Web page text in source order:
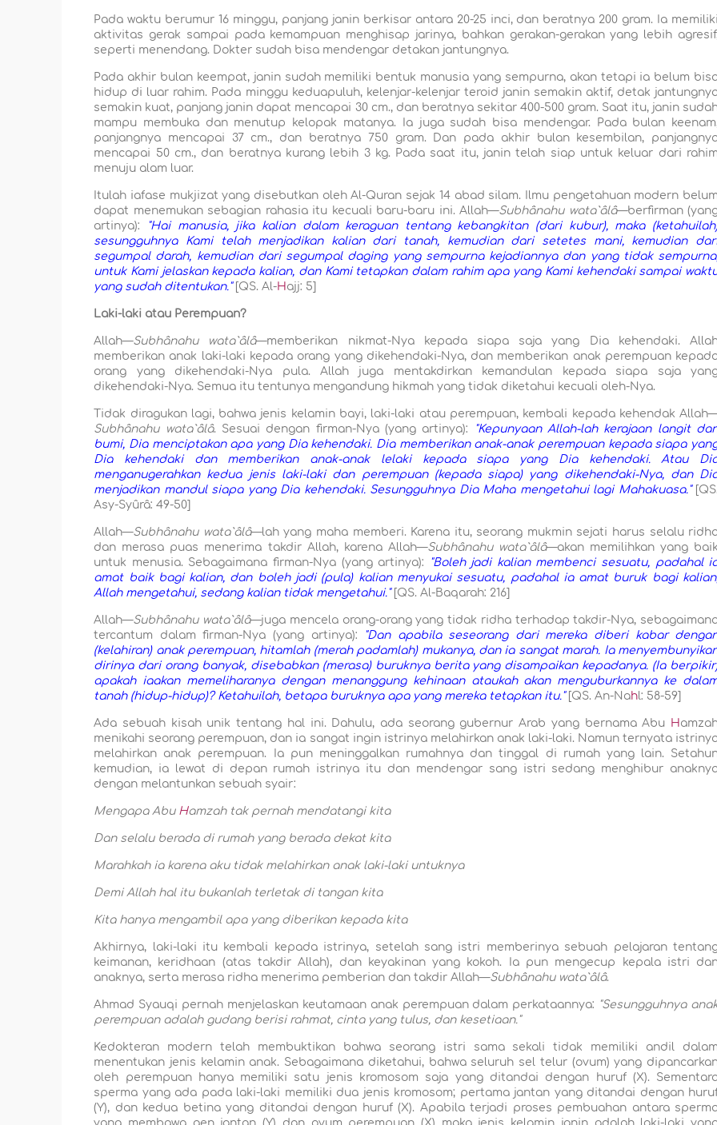
Pada waktu berumur 16 minggu, panjang janin berkisar antara 20-25 inci, dan beratnya 200 gram. Ia memiliki
aktivitas gerak sampai pada kemampuan menghisap jarinya, bahkan gerakan-gerakan yang lebih
seperti menendang. Dokter sudah bisa mendengar detakan jantungnya.
Pada akhir bulan keempat, janin sudah memiliki bentuk manusia yang sempurna, akan tetapi ia belum
hidup di luar rahim. Pada minggu keduapuluh, kelenjar-kelenjar teroid janin semakin aktif, detak
semakin kuat, panjang janin dapat mencapai 30 cm., dan beratnya sekitar 400-500 gram. Saat itu, janin
mampu membuka dan menutup kelopak matanya. Ia juga sudah bisa mendengar. Pada bulan
panjangnya mencapai 37 cm., dan beratnya 750 gram. Dan pada akhir bulan kesembilan,
mencapai 50 cm., dan beratnya kurang lebih 3 kg. Pada saat itu, janin telah siap untuk keluar dari rahim
menuju alam luar.
Itulah iafase mukjizat yang disebutkan oleh Al-Quran sejak 14 abad silam. Ilmu pengetahuan modern belum
dapat menemukan sebagian rahasia itu kecuali baru-baru ini. Allah—Subhânahu wata`âlâ—berfirman
artinya):
"Hai manusia, jika kalian dalam keraguan tentang kebangkitan (dari kubur), maka
sesungguhnya Kami telah menjadikan kalian dari tanah, kemudian dari setetes mani, kemudian
segumpal darah, kemudian dari segumpal daging yang sempurna kejadiannya dan yang tidak
untuk Kami jelaskan kepada kalian, dan Kami tetapkan dalam rahim apa yang Kami kehendaki sampai
yang sudah ditentukan."[QS. Al-H ajj: 5]
Laki-laki atau Perempuan?
Allah—Subhânahu wata`âlâ—memberikan nikmat-Nya kepada siapa saja yang Dia kehendaki.
memberikan anak laki-laki kepada orang yang dikehendaki-Nya, dan memberikan anak perempuan
orang yang dikehendaki-Nya pula. Allah juga mentakdirkan kemandulan kepada siapa saja
dikehendaki-Nya. Semua itu tentunya mengandung hikmah yang tidak diketahui kecuali oleh-Nya.
Tidak diragukan lagi, bahwa jenis kelamin bayi, laki-laki atau perempuan, kembali kepada kehendak
Subhânahu wata`âlâ. Sesuai dengan firman-Nya (yang artinya):
"Kepunyaan Allah-lah kerajaan langit
bumi, Dia menciptakan apa yang Dia kehendaki. Dia memberikan anak-anak perempuan kepada siapa
Dia kehendaki dan memberikan anak-anak lelaki kepada siapa yang Dia kehendaki. Atau
menganugerahkan kedua jenis laki-laki dan perempuan (kepada siapa) yang dikehendaki-Nya, dan
menjadikan mandul siapa yang Dia kehendaki. Sesungguhnya Dia Maha mengetahui lagi Mahakuasa."[QS.
Asy-Syûrâ: 49-50]
Allah—Subhânahu wata`âlâ—lah yang maha memberi. Karena itu, seorang mukmin sejati harus selalu
dan merasa puas menerima takdir Allah, karena Allah—Subhânahu wata`âlâ—akan memilihkan yang baik
untuk menusia. Sebagaimana firman-Nya (yang artinya):
"Boleh jadi kalian membenci sesuatu, padahal
amat baik bagi kalian, dan boleh jadi (pula) kalian menyukai sesuatu, padahal ia amat buruk bagi
Allah mengetahui, sedang kalian tidak mengetahui."[QS. Al-Baqarah: 216]
Allah—Subhânahu wata`âlâ—juga mencela orang-orang yang tidak ridha terhadap takdir-Nya,
tercantum dalam firman-Nya (yang artinya):
"Dan apabila seseorang dari mereka diberi kabar
(kelahiran) anak perempuan, hitamlah (merah padamlah) mukanya, dan ia sangat marah. Ia
dirinya dari orang banyak, disebabkan (merasa) buruknya berita yang disampaikan kepadanya. (Ia
apakah iaakan memeliharanya dengan menanggung kehinaan ataukah akan menguburkannya ke
tanah (hidup-hidup)? Ketahuilah, betapa buruknya apa yang mereka tetapkan itu."[QS. An-Nahl: 58-59]
Ada sebuah kisah unik tentang hal ini. Dahulu, ada seorang gubernur Arab yang bernama Abu H
menikahi seorang perempuan, dan ia sangat ingin istrinya melahirkan anak laki-laki. Namun ternyata
melahirkan anak perempuan. Ia pun meninggalkan rumahnya dan tinggal di rumah yang lain.
kemudian, ia lewat di depan rumah istrinya itu dan mendengar sang istri sedang menghibur
dengan melantunkan sebuah syair:
Mengapa Abu Hamzah tak pernah mendatangi kita
Dan selalu berada di rumah yang berada dekat kita
Marahkah ia karena aku tidak melahirkan anak laki-laki untuknya
Demi Allah hal itu bukanlah terletak di tangan kita
Kita hanya mengambil apa yang diberikan kepada kita
Akhirnya, laki-laki itu kembali kepada istrinya, setelah sang istri memberinya sebuah pelajaran
keimanan, keridhaan (atas takdir Allah), dan keyakinan yang kokoh. Ia pun mengecup kepala istri
anaknya, serta merasa ridha menerima pemberian dan takdir Allah—Subhânahu wata`âlâ.
Ahmad Syauqi pernah menjelaskan keutamaan anak perempuan dalam perkataannya: "Sesungguhnya
perempuan adalah gudang berisi rahmat, cinta yang tulus, dan kesetiaan."
Kedokteran modern telah membuktikan bahwa seorang istri sama sekali tidak memiliki andil dalam
menentukan jenis kelamin anak. Sebagaimana diketahui, bahwa seluruh sel telur (ovum) yang
oleh perempuan hanya memiliki satu jenis kromosom saja yang ditandai dengan huruf (X).
sperma yang ada pada laki-laki memiliki dua jenis kromosom; pertama jantan yang ditandai dengan
(Y), dan kedua betina yang ditandai dengan huruf (X). Apabila terjadi proses pembuahan antara